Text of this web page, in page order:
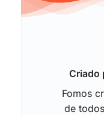
Criado
Fomos
de